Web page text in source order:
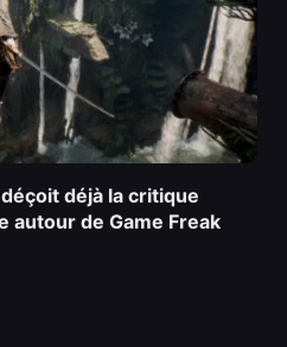
déjà la critique
autour de Game Freak